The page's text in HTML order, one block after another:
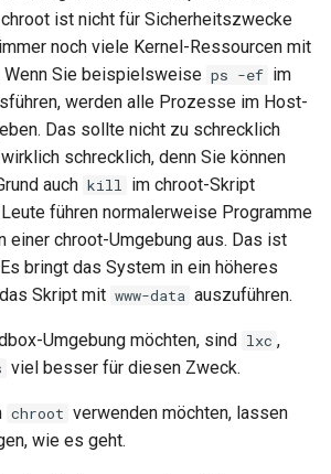
ist nicht für Sicherheitszwecke
noch viele Kernel-Ressourcen mit
Sie beispielsweise ps -ef im
werden alle Prozesse im Host-
Das sollte nicht zu schrecklich
schrecklich, denn Sie können
auch kill im chroot-Skript
führen normalerweise Programme
einer chroot-Umgebung aus. Das ist
bringt das System in ein höheres
Skript mit www-data auszuführen.
Umgebung möchten, sind lxc ,
viel besser für diesen Zweck.
chroot verwenden möchten, lassen
wie es geht.